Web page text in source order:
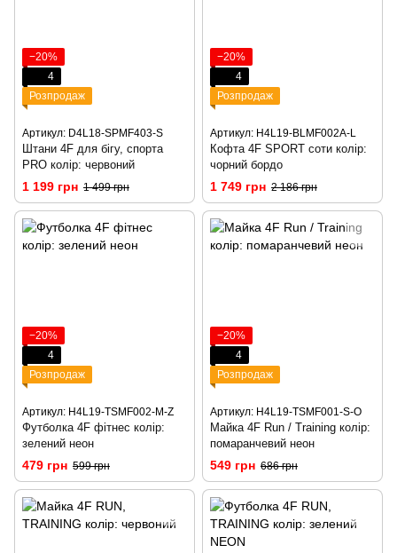
−20%
4
Розпродаж
Артикул: D4L18-SPMF403-S
Штани 4F для бігу, спорта
PRO колір: червоний
1 199 грн 1 499 грн
−20%
4
Розпродаж
Артикул: H4L19-BLMF002A-L
Кофта 4F SPORT соти колір:
чорний бордо
1 749 грн 2 186 грн
−20%
4
Розпродаж
Артикул: H4L19-TSMF002-M-Z
Футболка 4F фітнес колір:
зелений неон
479 грн 599 грн
−20%
4
Розпродаж
Артикул: H4L19-TSMF001-S-O
Майка 4F Run / Training колір:
помаранчевий неон
549 грн 686 грн